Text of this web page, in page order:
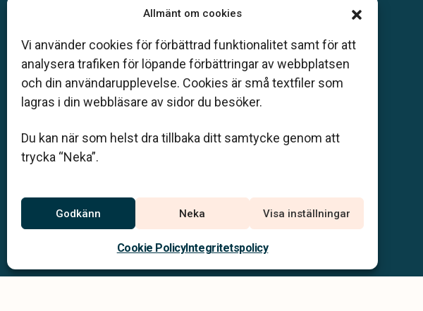
Allmänt om cookies
Vi använder cookies för förbättrad funktionalitet samt för att
analysera trafiken för löpande förbättringar av webbplatsen
och din användarupplevelse. Cookies är små textfiler som
lagras i din webbläsare av sidor du besöker.
Du kan när som helst dra tillbaka ditt samtycke genom att
trycka “Neka”.
Godkänn Neka Visa inställningar
Cookie PolicyIntegritetspolicy
Vår begravningsbyrå är en del av Klarahill.
auktoriserade inom Sveriges begravningsbyråers
förbund (SBF). Det personliga är centralt för oss, både
när det gäller bemötande och när vi utformar
skräddarsydda personliga begravningar.
info@stenselebegravningsbyra.se
Jourtelefon
0951-333 77